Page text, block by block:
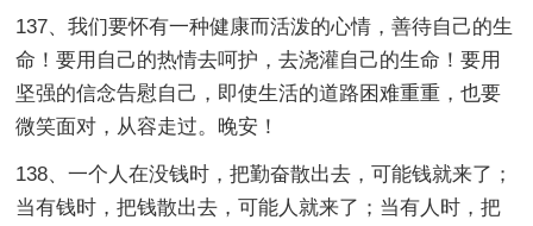
137、我们要怀有一种健康而活泼的心情，善待自己的生
命！要用自己的热情去呵护，去浇灌自己的生命！要用
坚强的信念告慰自己，即使生活的道路困难重重，也要
微笑面对，从容走过。晚安！
138、一个人在没钱时，把勤奋散出去，可能钱就来了；
当有钱时，把钱散出去，可能人就来了；当有人时，把